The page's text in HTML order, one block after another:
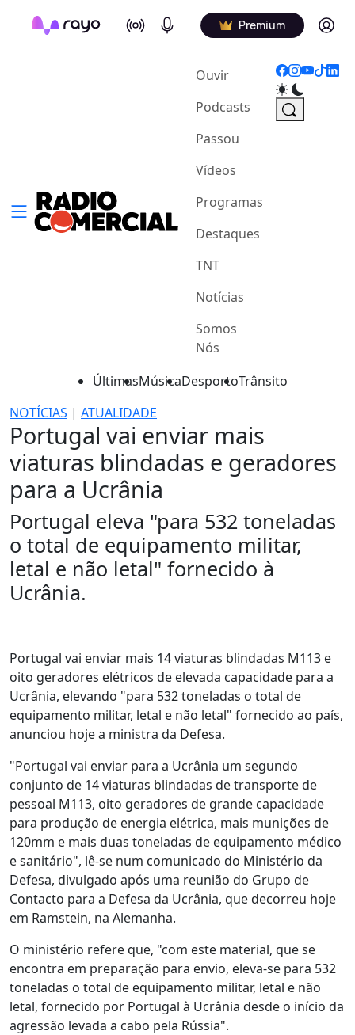
On Air Podcasts Premium Log in
Ouvir(current)
Podcasts
Passou
Vídeos
Programas
Destaques
TNT
Notícias
Somos
Nós
ÚltimasMúsicaDesportoTrânsito
NOTÍCIAS | ATUALIDADE
Portugal vai enviar mais
viaturas blindadas e geradores
para a Ucrânia
Portugal eleva "para 532 toneladas
o total de equipamento militar,
letal e não letal" fornecido à
Ucrânia.
Portugal vai enviar mais 14 viaturas blindadas M113 e
oito geradores elétricos de elevada capacidade para a
Ucrânia, elevando "para 532 toneladas o total de
equipamento militar, letal e não letal" fornecido ao país,
anunciou hoje a ministra da Defesa.
"Portugal vai enviar para a Ucrânia um segundo
conjunto de 14 viaturas blindadas de transporte de
pessoal M113, oito geradores de grande capacidade
para produção de energia elétrica, mais munições de
120mm e mais duas toneladas de equipamento médico
e sanitário", lê-se num comunicado do Ministério da
Defesa, divulgado após uma reunião do Grupo de
Contacto para a Defesa da Ucrânia, que decorreu hoje
em Ramstein, na Alemanha.
O ministério refere que, "com este material, que se
encontra em preparação para envio, eleva-se para 532
toneladas o total de equipamento militar, letal e não
letal, fornecido por Portugal à Ucrânia desde o início da
agressão levada a cabo pela Rússia".